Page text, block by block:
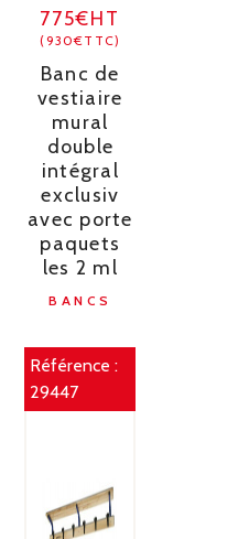
775€HT
(930€TTC)
Banc de
vestiaire
mural
double
intégral
exclusiv
avec porte
paquets
les 2 ml
BANCS
Référence :
29447